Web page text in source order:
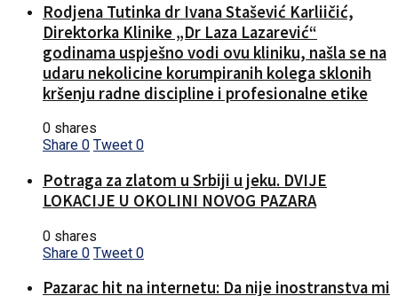
Rodjena Tutinka dr Ivana Stašević Karliičić,
Direktorka Klinike „Dr Laza Lazarević“
godinama uspješno vodi ovu kliniku, našla se na
udaru nekolicine korumpiranih kolega sklonih
kršenju radne discipline i profesionalne etike
0 shares
Share 0 Tweet 0
Potraga za zlatom u Srbiji u jeku. DVIJE
LOKACIJE U OKOLINI NOVOG PAZARA
0 shares
Share 0 Tweet 0
Pazarac hit na internetu: Da nije inostranstva mi